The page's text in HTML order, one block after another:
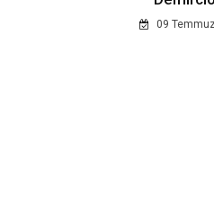
09